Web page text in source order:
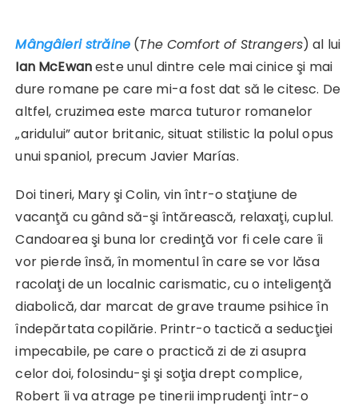
Mângâieri străine (The Comfort of Strangers) al lui
Ian McEwaneste unul dintre cele mai cinice şi mai
dure romane pe care mi-a fost dat să le citesc. De
altfel, cruzimea este marca tuturor romanelor
„aridului” autor britanic, situat stilistic la polul opus
unui spaniol, precum Javier Marías.
Doi tineri, Mary şi Colin, vin într-o staţiune de
vacanţă cu gând să-şi întărească, relaxaţi, cuplul.
Candoarea şi buna lor credinţă vor fi cele care îi
vor pierde însă, în momentul în care se vor lăsa
racolaţi de un localnic carismatic, cu o inteligenţă
diabolică, dar marcat de grave traume psihice în
îndepărtata copilărie. Printr-o tactică a seducţiei
impecabile, pe care o practică zi de zi asupra
celor doi, folosindu-şi şi soţia drept complice,
Robert îi va atrage pe tinerii imprudenţi într-o